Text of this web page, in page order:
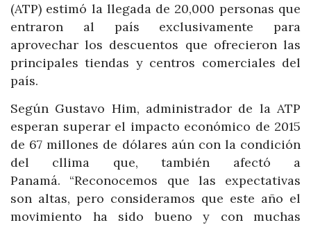
(ATP) estimó la llegada de 20,000 personas que
entraron al país exclusivamente para
aprovechar los descuentos que ofrecieron las
principales tiendas y centros comerciales del
país.
Según Gustavo Him, administrador de la ATP
esperan superar el impacto económico de 2015
de 67 millones de dólares aún con la condición
del cllima que, también afectó a
Panamá. “Reconocemos que las expectativas
son altas, pero consideramos que este año el
movimiento ha sido bueno y con muchas